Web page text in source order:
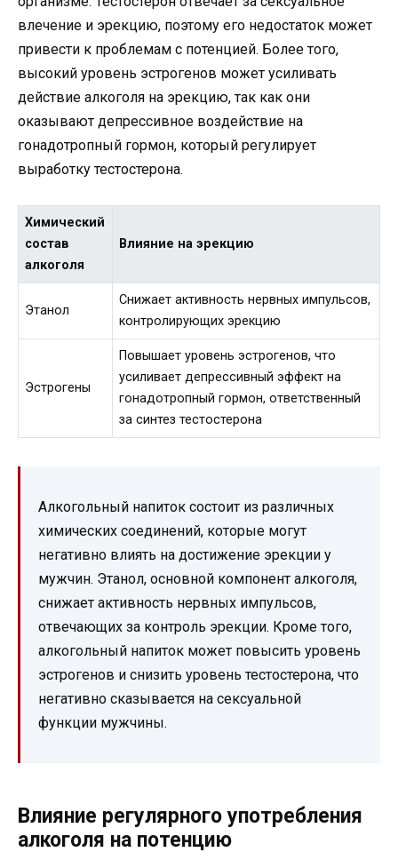
влечение и эрекцию, поэтому его недостаток может
привести к проблемам с потенцией. Более того,
высокий уровень эстрогенов может усиливать
действие алкоголя на эрекцию, так как они
оказывают депрессивное воздействие на
гонадотропный гормон, который регулирует
выработку тестостерона.
Химический
состав
алкоголя
Влияние на эрекцию
Этанол
Снижает активность нервных импульсов,
контролирующих эрекцию
Эстрогены
Повышает уровень эстрогенов, что
усиливает депрессивный эффект на
гонадотропный гормон, ответственный
за синтез тестостерона
Алкогольный напиток состоит из различных
химических соединений, которые могут
негативно влиять на достижение эрекции у
мужчин. Этанол, основной компонент алкоголя,
снижает активность нервных импульсов,
отвечающих за контроль эрекции. Кроме того,
алкогольный напиток может повысить уровень
эстрогенов и снизить уровень тестостерона, что
негативно сказывается на сексуальной
функции мужчины.
Влияние регулярного употребления
алкоголя на потенцию